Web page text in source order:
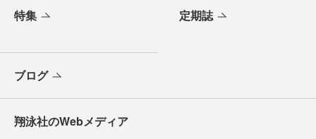
特集 定期誌
ブログ
翔泳社のWebメディア